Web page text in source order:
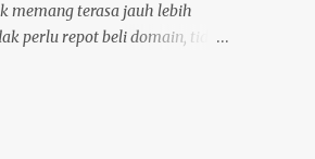
memang terasa jauh lebih
perlu repot beli domain, tidak